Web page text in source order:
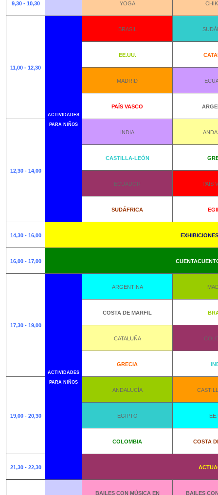
9,30 - 10,30 YOGA
11,00 - 12,30
ACTIVIDADES
PARA NIÑOS
BRASIL
EE.UU.
MADRID
PAÍS VASCO
12,30 - 14,00
INDIA
CASTILLA-LEÓN
ECUADOR PAÍS
SUDÁFRICA
14,30 - 16,00
16,00 - 17,00
17,30 - 19,00
ACTIVIDADES
PARA NIÑOS
ARGENTINA
COSTA DE MARFIL
CATALUÑA
GRECIA
19,00 - 20,30
ANDALUCÍA
EGIPTO
COLOMBIA COSTA
21,30 - 22,30
BAILES CON MÚSICA EN
BAILES